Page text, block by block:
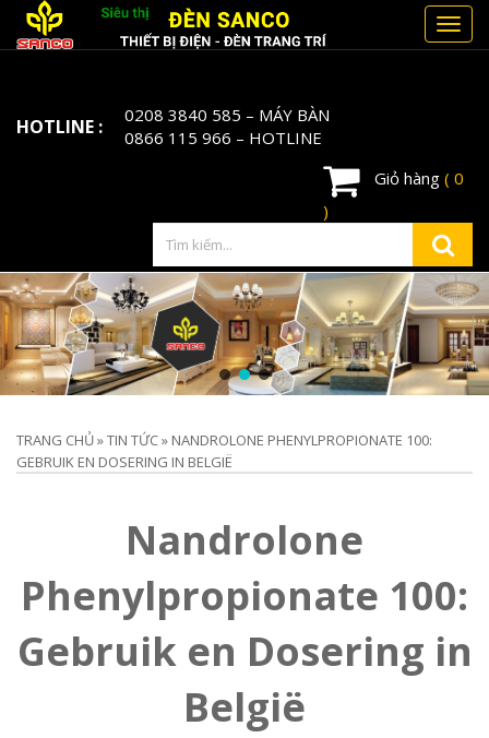
HOTLINE : 0208 3840 585 – MÁY BÀN
0866 115 966 – HOTLINE
Giỏ hàng ( 0
)
TRANG CHỦ»TIN TỨC» NANDROLONE PHENYLPROPIONATE 100:
GEBRUIK EN DOSERING IN BELGIË
Nandrolone
Phenylpropionate 100:
Gebruik en Dosering in
België